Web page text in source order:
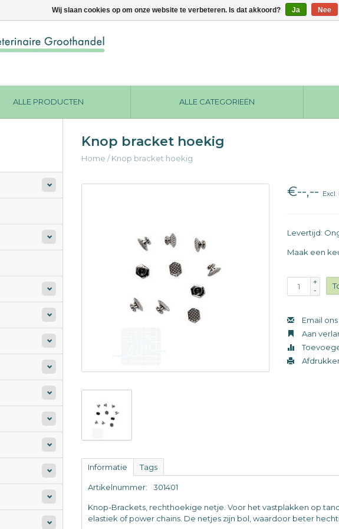
ALLE PRODUCTEN ALLE CATEGORIEËN
Knop bracket hoekig
Home /Knop bracket hoekig
€--,--
Levertijd:
Maak een
+
-
Email
Aan
Informatie Tags
Artikelnummer: 301401
Knop-Brackets, rechthoekige netje. Voor het vastplakken op
elastiek of power chains. De netjes zijn bol, waardoor beter
Wij slaan cookies op om onze website te verbeteren. Is dat akkoord? Ja Nee